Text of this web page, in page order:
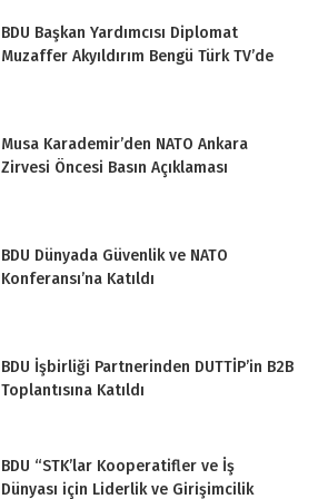
BDU Başkan Yardımcısı Diplomat
Muzaffer Akyıldırım Bengü Türk TV’de
Musa Karademir’den NATO Ankara
Zirvesi Öncesi Basın Açıklaması
BDU Dünyada Güvenlik ve NATO
Konferansı’na Katıldı
BDU İşbirliği Partnerinden DUTTİP’in B2B
Toplantısına Katıldı
BDU “STK’lar Kooperatifler ve İş
Dünyası için Liderlik ve Girişimcilik